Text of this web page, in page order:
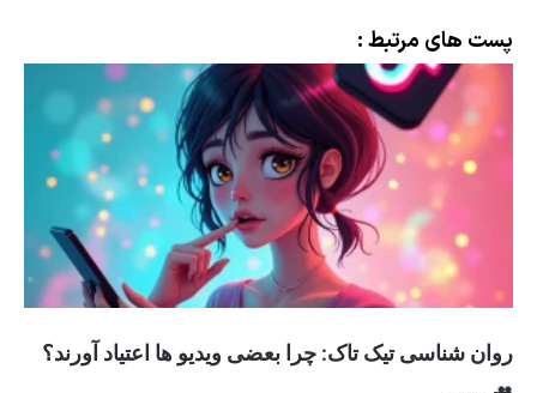
پست های مرتبط :
روان شناسی تیک تاک: چرا بعضی ویدیو ها اعتیاد آورند؟